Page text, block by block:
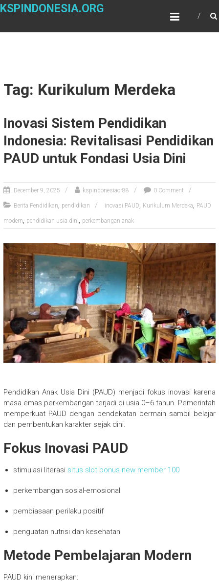
Skip
KSPINDONESIA.ORG
Tag: Kurikulum Merdeka
Inovasi Sistem Pendidikan
Indonesia: Revitalisasi Pendidikan
PAUD untuk Fondasi Usia Dini
December 9, 2025 kspindonesiaor88 0 Comment
Berita Pendidikan, pendidikan inovasi PAUD, Kurikulum Merdeka, PAUD
modern, pendidikan usia dini, perkembangan anak
Pendidikan Anak Usia Dini (PAUD) menjadi fokus inovasi karena
masa emas perkembangan terjadi di usia 0–6 tahun. Pemerintah
memperkuat PAUD dengan pendekatan bermain sambil belajar
dan pembentukan karakter sejak dini.
Fokus Inovasi PAUD
stimulasi literasi situs slot bonus new member 100
perkembangan sosial-emosional
pembiasaan perilaku positif
penguatan nutrisi dan kesehatan
Metode Pembelajaran Modern
PAUD kini menerapkan: